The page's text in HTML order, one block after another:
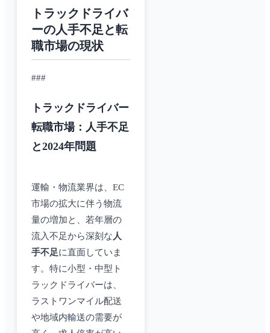
トラックドライバ
ーの人手不足と転
職市場の現状
###
トラックドライバー
転職市場：人手不足
と2024年問題
運輸・物流業界は、EC
市場の拡大に伴う物流
量の増加と、若年層の
流入不足から深刻な 人
手不足に直面していま
す。特に小型・中型ト
ラックドライバーは、
ラストワンマイル配送
や地域内輸送の需要が